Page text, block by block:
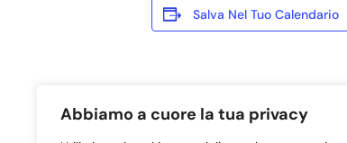
Abbiamo a cuore la tua privacy
Salva Nel Tuo Calendario